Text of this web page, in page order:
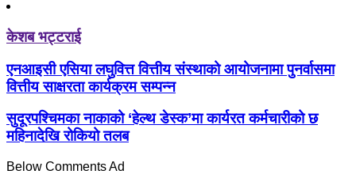
केशब भट्टराई
एनआइसी एसिया लघुवित्त वित्तीय संस्थाको आयोजनामा पुनर्वासमा
वित्तीय साक्षरता कार्यक्रम सम्पन्न
सुदूरपश्चिमका नाकाको ‘हेल्थ डेस्क’मा कार्यरत कर्मचारीको छ
महिनादेखि रोकियो तलब
Below Comments Ad